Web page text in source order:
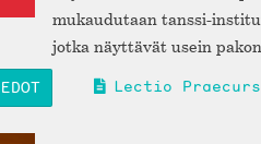
mukaudutaan tanssi-
jotka näyttävät usein
Lectio